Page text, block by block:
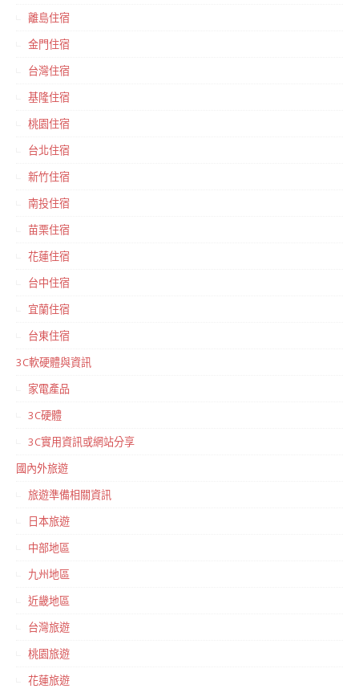
離島住宿
金門住宿
台灣住宿
基隆住宿
桃園住宿
台北住宿
新竹住宿
南投住宿
苗栗住宿
花蓮住宿
台中住宿
宜蘭住宿
台東住宿
3C軟硬體與資訊
家電產品
3C硬體
3C實用資訊或網站分享
國內外旅遊
旅遊準備相關資訊
日本旅遊
中部地區
九州地區
近畿地區
台灣旅遊
桃園旅遊
花蓮旅遊